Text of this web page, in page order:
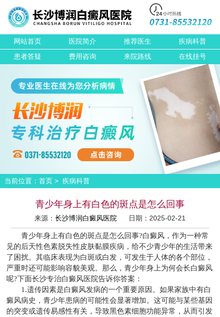
网站首页 医院简介 推荐医生 疾病科普
患者答疑 费用咨询 来院路线 在线挂号
当前位置： 首页> 疾病科普
青少年身上有白色的斑点是怎么回事
来源： 长沙博润白癜风医院 日期：2025-02-21
青少年身上有白色的斑点是怎么回事?白癜风，作为一种常
见的后天性色素脱失性皮肤黏膜疾病，给不少青少年的生活带来
了困扰。其临床表现为白斑或白发，可发生于人体的各个部位，
严重时还可能影响容貌美观。那么，青少年身上为何会长白癜风
呢?下面长沙专治白癜风医院告诉你答案：
1.遗传因素是白癜风发病的一个重要原因。如果家族中有白
癜风病史，青少年患病的可能性会显著增加。这可能与某些基因
的突变或遗传易感性有关，导致黑色素细胞功能异常，从而引发